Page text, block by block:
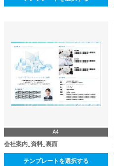
A4
会社案内_資料_裏面
テンプレートを選択する